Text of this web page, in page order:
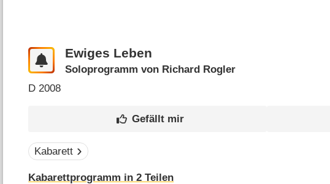
Ewiges Leben
Soloprogramm von Richard Rogler
D 2008
Kabarett
Kabarettprogramm in 2 Teilen